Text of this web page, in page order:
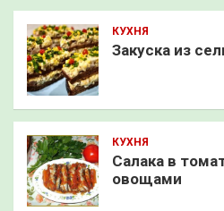
КУХНЯ
Закуска из
КУХНЯ
Салака в
овощами